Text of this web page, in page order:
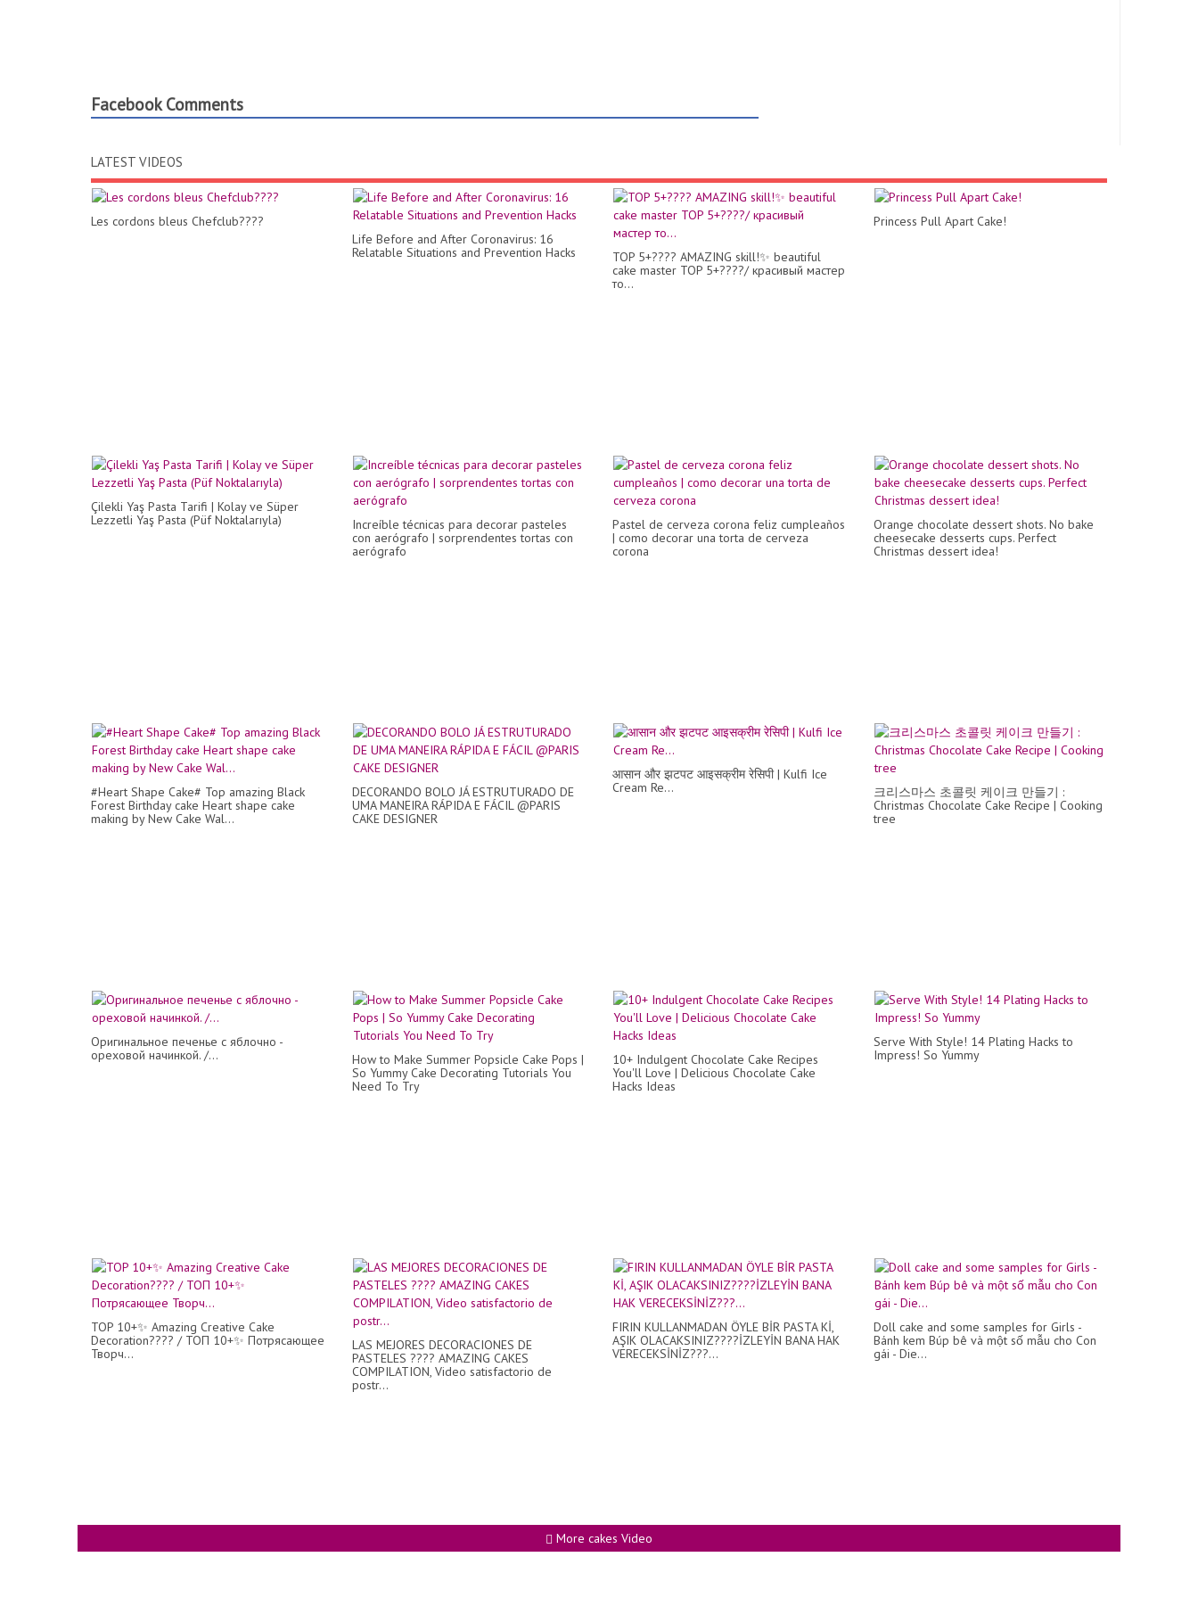
Facebook Comments
LATEST VIDEOS
Les cordons bleus Chefclub????
Life Before and After Coronavirus: 16
Relatable Situations and Prevention Hacks
TOP 5+???? AMAZING skill!✨ beautiful
cake master TOP 5+????/ красивый мастер
то...
Princess Pull Apart Cake!
Çilekli Yaş Pasta Tarifi | Kolay ve Süper
Lezzetli Yaş Pasta (Püf Noktalarıyla)
Increíble técnicas para decorar pasteles
con aerógrafo | sorprendentes tortas con
aerógrafo
Pastel de cerveza corona feliz cumpleaños
| como decorar una torta de cerveza
corona
Orange chocolate dessert shots. No bake
cheesecake desserts cups. Perfect
Christmas dessert idea!
#Heart Shape Cake# Top amazing Black
Forest Birthday cake Heart shape cake
making by New Cake Wal...
DECORANDO BOLO JÁ ESTRUTURADO DE
UMA MANEIRA RÁPIDA E FÁCIL @PARIS
CAKE DESIGNER
आसान और झटपट आइसक्रीम रेसिपी | Kulfi Ice
Cream Re...
크리스마스 초콜릿 케이크 만들기 :
Christmas Chocolate Cake Recipe | Cooking
tree
Оригинальное печенье с яблочно -
ореховой начинкой. /...
How to Make Summer Popsicle Cake Pops |
So Yummy Cake Decorating Tutorials You
Need To Try
10+ Indulgent Chocolate Cake Recipes
You'll Love | Delicious Chocolate Cake
Hacks Ideas
Serve With Style! 14 Plating Hacks to
Impress! So Yummy
TOP 10+✨ Amazing Creative Cake
Decoration???? / ТОП 10+✨ Потрясающее
Творч...
LAS MEJORES DECORACIONES DE
PASTELES ???? AMAZING CAKES
COMPILATION, Video satisfactorio de
postr...
FIRIN KULLANMADAN ÖYLE BİR PASTA Kİ,
AŞIK OLACAKSINIZ????İZLEYİN BANA HAK
VERECEKSİNİZ???...
Doll cake and some samples for Girls -
Bánh kem Búp bê và một số mẫu cho Con
gái - Die...
More cakes Video